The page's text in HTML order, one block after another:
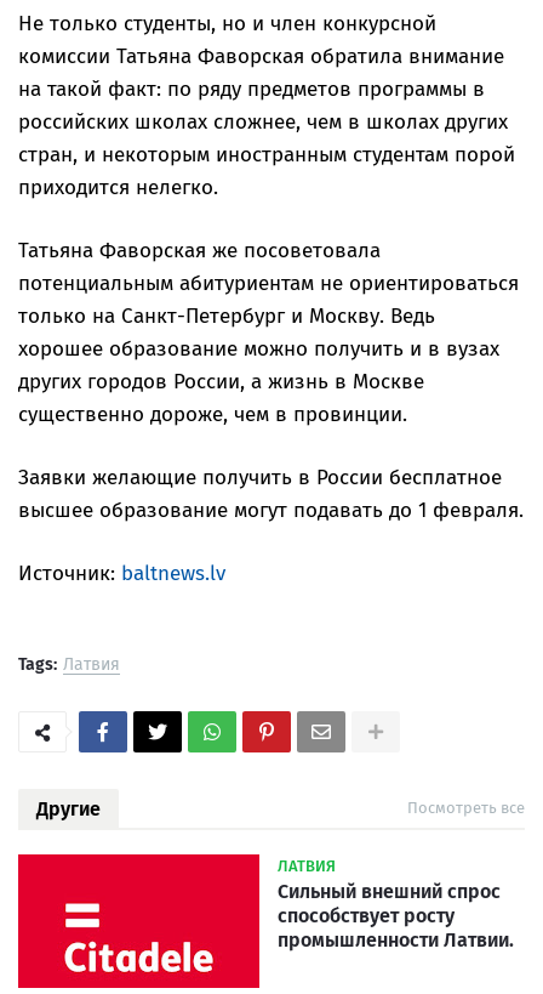
Не только студенты, но и член конкурсной
комиссии Татьяна Фаворская обратила внимание
на такой факт: по ряду предметов программы в
российских школах сложнее, чем в школах других
стран, и некоторым иностранным студентам порой
приходится нелегко.
Татьяна Фаворская же посоветовала
потенциальным абитуриентам не ориентироваться
только на Санкт-Петербург и Москву. Ведь
хорошее образование можно получить и в вузах
других городов России, а жизнь в Москве
существенно дороже, чем в провинции.
Заявки желающие получить в России бесплатное
высшее образование могут подавать до 1 февраля.
Источник: baltnews.lv
Tags: Латвия
Другие Посмотреть все
ЛАТВИЯ
Сильный внешний спрос
способствует росту
промышленности Латвии.